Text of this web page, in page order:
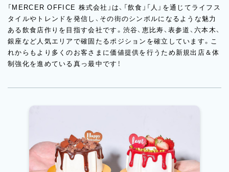
「MERCER OFFICE 株式会社」は、「飲食」「人」を通じてライフス
タイルやトレンドを発信し、その街のシンボルになるような魅力
ある飲食店作りを目指す会社です。渋谷、恵比寿、表参道、六本木、
銀座など人気エリアで確固たるポジションを確立しています。こ
れからもより多くのお客さまに価値提供を行うため新規出店＆体
制強化を進めている真っ最中です！